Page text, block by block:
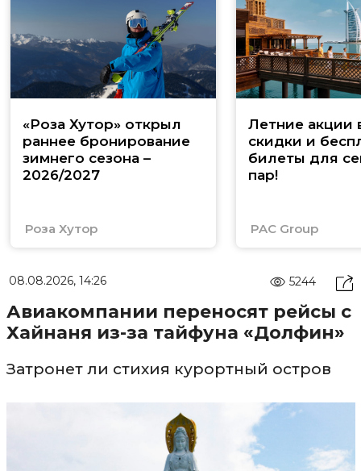
«Роза Хутор» открыл
раннее бронирование
зимнего сезона –
2026/2027
Роза Хутор
Летние акции
скидки и
билеты для
пар!
PAC Group
08.08.2026, 14:26 5244
Авиакомпании переносят рейсы с
Хайнаня из-за тайфуна «Долфин»
Затронет ли стихия курортный остров